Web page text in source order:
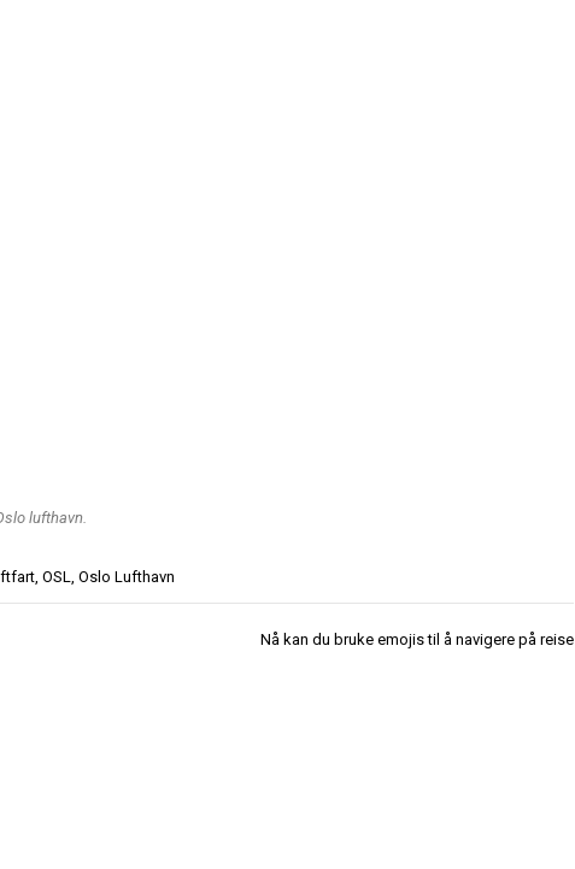
lufthavn.
OSL Oslo Lufthavn
Nå kan du bruke emojis til å navigere på reise